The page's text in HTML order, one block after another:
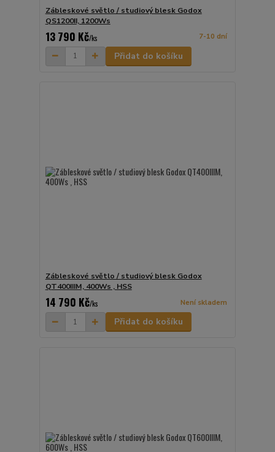
Zábleskové světlo / studiový blesk Godox
QS1200II, 1200Ws
13 790 Kč/ks 7-10 dní
Přidat do košíku
Zábleskové světlo / studiový blesk Godox
QT400IIIM, 400Ws , HSS
14 790 Kč/ks Není skladem
Přidat do košíku